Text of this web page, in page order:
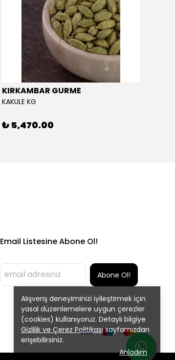
Alışveriş deneyiminizi iyileştirmek için
yasal düzenlemelere uygun çerezler
(cookies) kullanıyoruz. Detaylı bilgiye
Gizlilik ve Çerez Politikasısayfamızdan
erişebilirsiniz.
Anladım
KIRKAMBAR GURME
KAKULE KG
₺ 5,470.00
Email Listesine Abone Ol!
Abone Ol!